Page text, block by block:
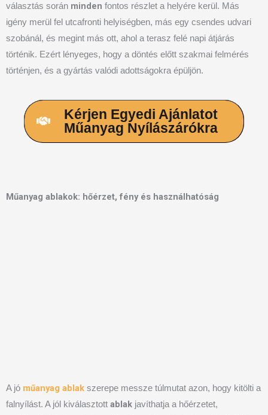
választás során minden fontos részlet a helyére kerül. Más
igény merül fel utcafronti helyiségben, más egy csendes udvari
szobánál, és megint más ott, ahol a terasz felé napi átjárás
történik. Ezért lényeges, hogy a döntés előtt szakmai felmérés
történjen, és a gyártás valódi adottságokra épüljön.
Kérjen Egyedi Ajánlatot
Műanyag Nyílászárókra
Műanyag ablakok: hőérzet, fény és használhatóság
A jó műanyag ablak szerepe messze túlmutat azon, hogy kitölti a
falnyílást. A jól kiválasztott ablak javíthatja a hőérzetet,